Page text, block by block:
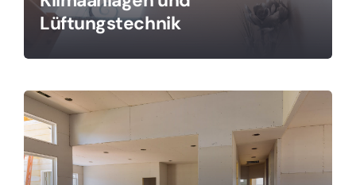
Lüftungstechnik